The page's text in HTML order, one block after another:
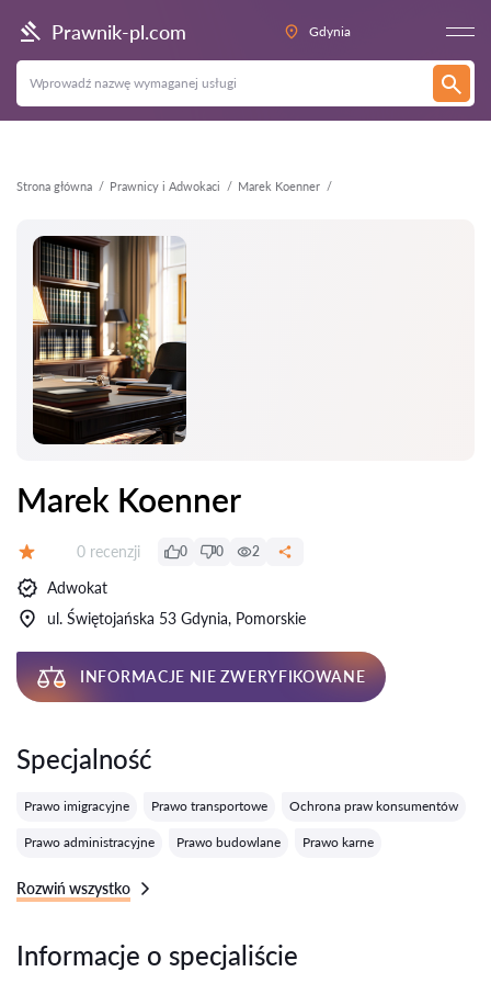
Prawnik-pl.com Gdynia
Strona główna Prawnicy i Adwokaci Marek Koenner
Wstecz
Marek Koenner
Recenzji:
0 recenzji 0 0 2
Adwokat
ul. Świętojańska 53 Gdynia, Pomorskie
INFORMACJE NIE ZWERYFIKOWANE
Specjalność
Prawo imigracyjne Prawo transportowe Ochrona praw konsumentów
Prawo administracyjne Prawo budowlane Prawo karne
Rozwiń wszystko
Informacje o specjaliście